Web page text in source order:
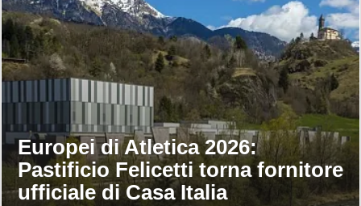
Europei di Atletica 2026:
Pastificio Felicetti torna fornitore
ufficiale di Casa Italia